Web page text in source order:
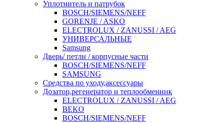
Уплотнитель и патрубок
BOSCH/SIEMENS/NEFF
GORENJE / ASKO
ELECTROLUX / ZANUSSI / AEG
УНИВЕРСАЛЬНЫЕ
Samsung
Дверь/ петли / корпусные части
BOSCH/SIEMENS/NEFF
SAMSUNG
Средства по уходу,аксессуары
Дозатор,регенератор и теплообменник
ELECTROLUX / ZANUSSI / AEG
BEKO
BOSCH/SIEMENS/NEFF